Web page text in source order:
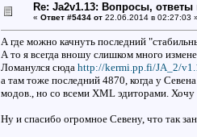
Re: Ja2v1.13: Вопросы,
« Ответ #5434 от 22.06.2014 в 02:27:03
А где можно качнуть последний
А то я всегда вношу слишком много
Ломанулся сюда http://kermi.pp.fi/JA_2/
а там тоже последний 4870, когда у
модов., но со всеми XML эдиторами. Хочу
Ну и спасибо огромное Севену, что так